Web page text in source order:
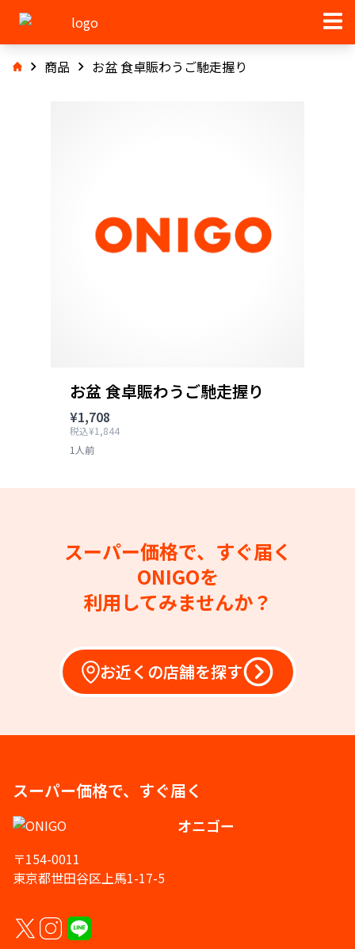
商品 お盆 食卓賑わうご馳走握り
お盆 食卓賑わうご馳走握り
¥1,708
税込¥1,844
1人前
スーパー価格で、すぐ届く
ONIGOを
利用してみませんか？
お近くの店舗を探す
スーパー価格で、すぐ届く
オニゴー
〒154-0011
東京都世田谷区上馬1-17-5